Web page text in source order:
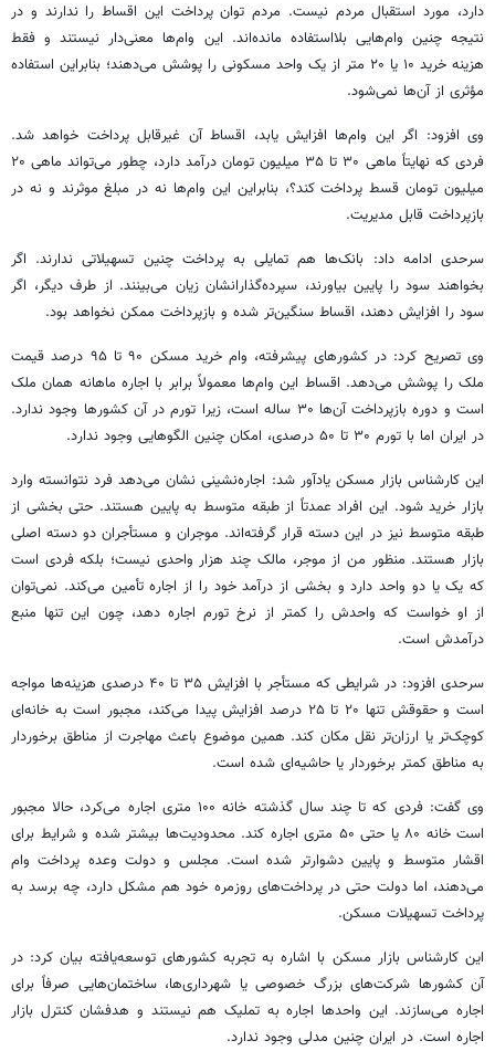
دارد، مورد استقبال مردم نیست. مردم توان پرداخت این اقساط را ندارند و در
نتیجه چنین وام‌هایی بلااستفاده مانده‌اند. این وام‌ها معنی‌دار نیستند و فقط
هزینه خرید ۱۰ یا ۲۰ متر از یک واحد مسکونی را پوشش می‌دهند؛ بنابراین استفاده
مؤثری از آن‌ها نمی‌شود.
وی افزود: اگر این وام‌ها افزایش یابد، اقساط آن غیرقابل پرداخت خواهد شد.
فردی که نهایتاً ماهی ۳۰ تا ۳۵ میلیون تومان درآمد دارد، چطور می‌تواند ماهی ۲۰
میلیون تومان قسط پرداخت کند؟، بنابراین این وام‌ها نه در مبلغ موثرند و نه در
بازپرداخت قابل مدیریت.
سرحدی ادامه داد: بانک‌ها هم تمایلی به پرداخت چنین تسهیلاتیندارند. اگر
بخواهند سودرا پایین بیاورند، سپرده‌گذارانشان زیان می‌بینند. از طرف دیگر، اگر
سود را افزایش دهند، اقساط سنگین‌تر شده و بازپرداخت ممکن نخواهد بود.
وی تصریح کرد: در کشورهای پیشرفته، وام خرید مسکن ۹۰ تا ۹۵ درصد قیمت
ملک را پوشش می‌دهد. اقساط این وام‌ها معمولاً برابر با اجاره ماهانه همان ملک
است و دوره بازپرداخت آن‌ها ۳۰ ساله است، زیرا تورم در آن کشورها وجود ندارد.
در ایران اما با تورم ۳۰ تا ۵۰ درصدی، امکان چنین الگوهایی وجود ندارد.
این کارشناس بازار مسکن یادآور شد: اجاره‌نشینی نشان می‌دهد فرد نتوانسته وارد
بازار خرید شود. این افراد عمدتاً از طبقه متوسط به پایین هستند. حتی بخشی از
طبقه متوسط نیز در این دسته قرار گرفته‌اند. موجران و مستأجران دو دسته اصلی
بازار هستند. منظور من از موجر، مالک چند هزار واحدی نیست؛ بلکه فردی است
که یک یا دو واحد دارد و بخشی از درآمد خود را از اجاره تأمین می‌کند. نمی‌توان
از او خواست که واحدش را کمتر از نرخ تورم اجاره دهد، چون این تنها منبع
درآمدش است.
سرحدی افزود: در شرایطی که مستأجر با افزایش ۳۵ تا ۴۰ درصدی هزینه‌ها
مواجه
است و حقوقش تنها ۲۰ تا ۲۵ درصد افزایش پیدا می‌کند، مجبور است به خانه‌ای
کوچک‌تر یا ارزان‌تر نقل مکان کند. همین موضوع باعث مهاجرت از مناطق برخوردار
به مناطق کمتر برخوردار یا حاشیه‌ای شده است.
وی گفت: فردی که تا چند سال گذشته خانه ۱۰۰ متری اجاره می‌کرد، حالا مجبور
است خانه ۸۰ یا حتی ۵۰ متری اجاره کند. محدودیت‌ها بیشتر شده و شرایط برای
اقشار متوسط و پایین دشوارتر شده است. مجلس و دولت وعده پرداخت وام
می‌دهند، اما دولت حتی در پرداخت‌های روزمره خود هم مشکل دارد، چه برسد به
پرداخت تسهیلات مسکن.
این کارشناس بازار مسکن با اشاره به تجربه کشورهای توسعه‌یافته بیان کرد: در
آن کشورها شرکت‌های بزرگ خصوصی یا شهرداری‌ها، ساختمان‌هایی صرفاً برای
اجاره می‌سازند. این واحدها اجارهبه تملیک هم نیستند و هدفشانکنترل بازار
اجاره است. در ایران چنین مدلی وجود ندارد.